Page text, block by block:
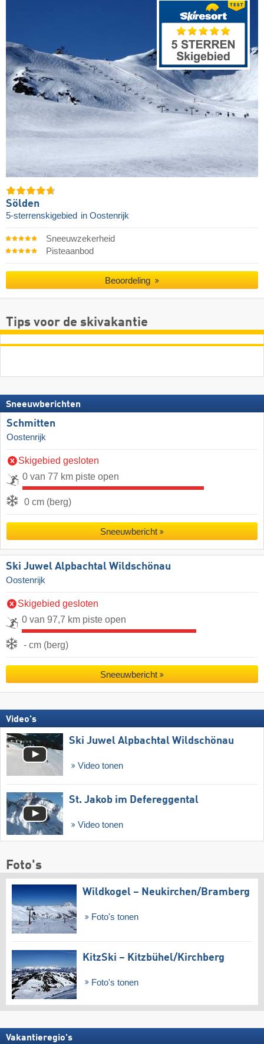
Sölden
5-sterrenskigebied in Oostenrijk
Sneeuwzekerheid
Pisteaanbod
Beoordeling
Tips voor de skivakantie
Sneeuwberichten
Schmitten
Oostenrijk
Skigebied gesloten
0 van 77 km piste open
0 cm (berg)
Sneeuwbericht
Ski Juwel Alpbachtal Wildschönau
Oostenrijk
Skigebied gesloten
0 van 97,7 km piste open
- cm (berg)
Sneeuwbericht
Video's
Ski Juwel Alpbachtal Wildschönau
Video tonen
St. Jakob im Defereggental
Video tonen
Foto's
Wildkogel – Neukirchen/​Bramberg
Foto's tonen
KitzSki – Kitzbühel/​Kirchberg
Foto's tonen
Vakantieregio's